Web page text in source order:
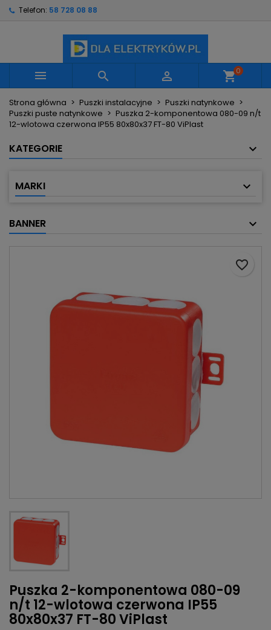
Telefon: 58 728 08 88
   shopping_cart0
Strona główna Puszki instalacyjne
Puszki natynkowe
Puszki puste natynkowe
Puszka 2-komponentowa 080-09 n/t
12-wlotowa czerwona IP55 80x80x37 FT-80 ViPlast
KATEGORIE
MARKI
BANNER
Puszka 2-komponentowa 080-09
n/t 12-wlotowa czerwona IP55
80x80x37 FT-80 ViPlast
favorite_border
Utwórz nową listę
Nazwa listy życzeń
Anuluj Utwórz listę życzeń
Musisz być zalogowany by zapisać produkty na
swojej liście życzeń.
Anuluj Zaloguj się